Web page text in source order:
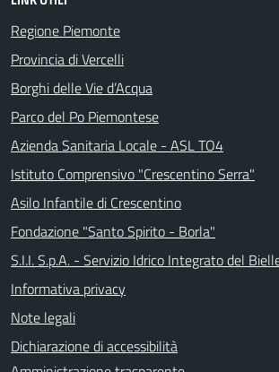
Regione Piemonte
Provincia di Vercelli
Borghi delle Vie d’Acqua
Parco del Po Piemontese
Azienda Sanitaria Locale - ASL TO4
Istituto Comprensivo "Crescentino Serra"
Asilo Infantile di Crescentino
Fondazione "Santo Spirito - Borla"
S.I.I. S.p.A. - Servizio Idrico Integrato del
Informativa privacy
Note legali
Dichiarazione di accessibilità